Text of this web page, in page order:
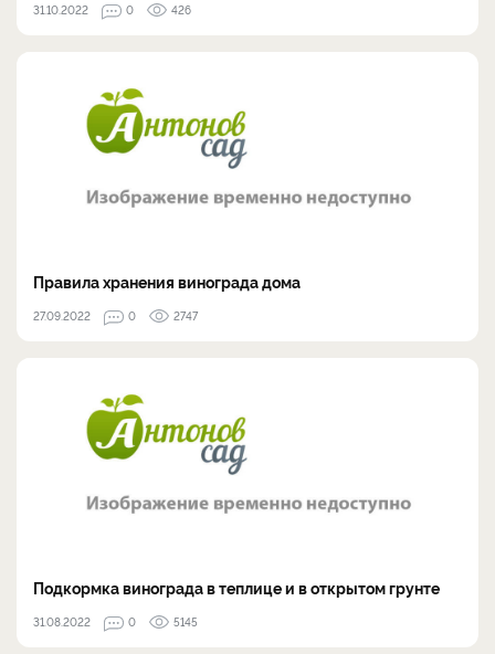
31.10.2022 0 426
Правила хранения винограда дома
27.09.2022 0 2747
Подкормка винограда в теплице и в открытом грунте
31.08.2022 0 5145